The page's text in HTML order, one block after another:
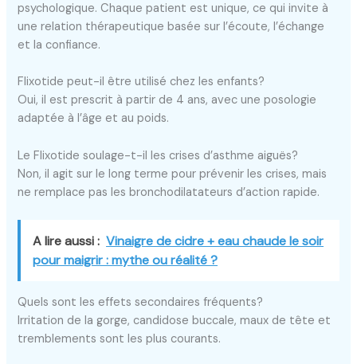
psychologique. Chaque patient est unique, ce qui invite à
une relation thérapeutique basée sur l’écoute, l’échange
et la confiance.
Flixotide peut-il être utilisé chez les enfants?
Oui, il est prescrit à partir de 4 ans, avec une posologie
adaptée à l’âge et au poids.
Le Flixotide soulage-t-il les crises d’asthme aiguës?
Non, il agit sur le long terme pour prévenir les crises, mais
ne remplace pas les bronchodilatateurs d’action rapide.
A lire aussi : Vinaigre de cidre + eau chaude le soir
pour maigrir : mythe ou réalité ?
Quels sont les effets secondaires fréquents?
Irritation de la gorge, candidose buccale, maux de tête et
tremblements sont les plus courants.